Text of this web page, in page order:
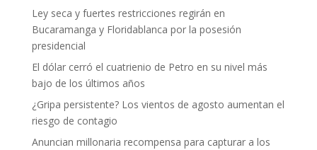
Ley seca y fuertes restricciones regirán en
Bucaramanga y Floridablanca por la posesión
presidencial
El dólar cerró el cuatrienio de Petro en su nivel más
bajo de los últimos años
¿Gripa persistente? Los vientos de agosto aumentan el
riesgo de contagio
Anuncian millonaria recompensa para capturar a los